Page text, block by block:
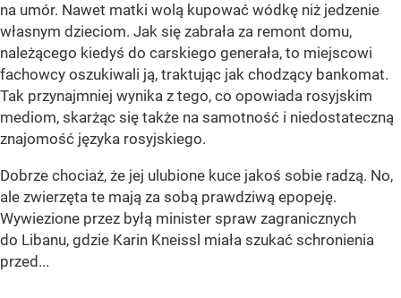
na umór. Nawet matki wolą kupować wódkę niż jedzenie
własnym dzieciom. Jak się zabrała za remont domu,
należącego kiedyś do carskiego generała, to miejscowi
fachowcy oszukiwali ją, traktując jak chodzący bankomat.
Tak przynajmniej wynika z tego, co opowiada rosyjskim
mediom, skarżąc się także na samotność i niedostateczną
znajomość języka rosyjskiego.
Dobrze chociaż, że jej ulubione kuce jakoś sobie radzą. No,
ale zwierzęta te mają za sobą prawdziwą epopeję.
Wywiezione przez byłą minister spraw zagranicznych
do Libanu, gdzie Karin Kneissl miała szukać schronienia
przed...